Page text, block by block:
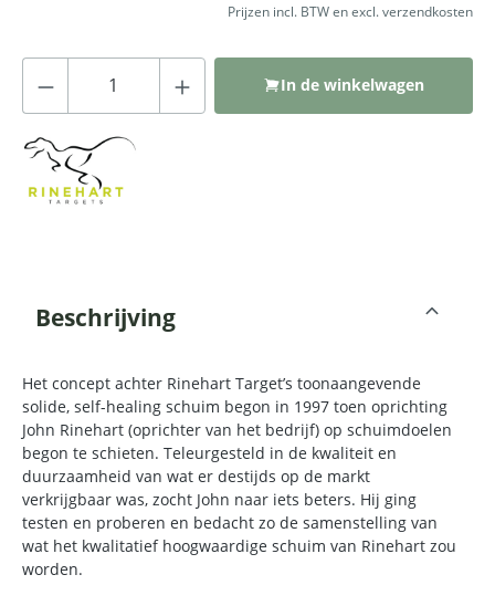
Prijzen incl. BTW en excl. verzendkosten
Producthoeveelheid: Voer de
In de winkelwagen
Beschrijving
Het concept achter Rinehart Target’s toonaangevende
solide, self-healing schuim begon in 1997 toen oprichting
John Rinehart (oprichter van het bedrijf) op schuimdoelen
begon te schieten. Teleurgesteld in de kwaliteit en
duurzaamheid van wat er destijds op de markt
verkrijgbaar was, zocht John naar iets beters. Hij ging
testen en proberen en bedacht zo de samenstelling van
wat het kwalitatief hoogwaardige schuim van Rinehart zou
worden.